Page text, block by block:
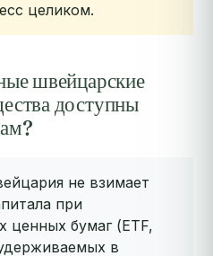
целиком.
швейцарские
доступны
не взимает
при
ценных бумаг (ETF,
в